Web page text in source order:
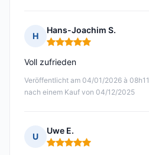
H
Hans-Joachim S.
Hinweis: 5 von 5
Veröffentlicht am 04/01/2026 à 08h11
nach einem Kauf von 04/12/2025
Voll zufrieden
U
Uwe E.
Hinweis: 5 von 5